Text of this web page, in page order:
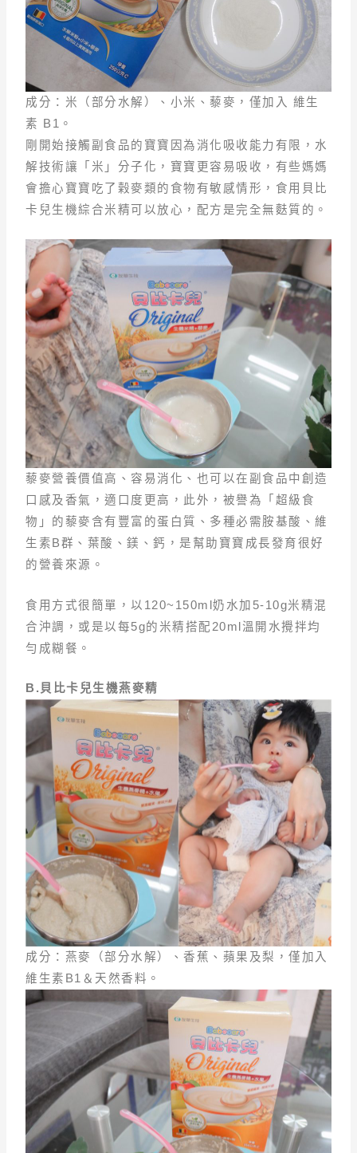
成分：米（部分水解）、小米、藜麥，僅加入 維生
素 B1。
剛開始接觸副食品的寶寶因為消化吸收能力有限，水
解技術讓「米」分子化，寶寶更容易吸收，有些媽媽
會擔心寶寶吃了榖麥類的食物有敏感情形，食用貝比
卡兒生機綜合米精可以放心，配方是完全無麩質的。
藜麥營養價值高、容易消化、也可以在副食品中創造
口感及香氣，適口度更高，此外，被譽為「超級食
物」的藜麥含有豐富的蛋白質、多種必需胺基酸、維
生素B群、葉酸、鎂、鈣，是幫助寶寶成長發育很好
的營養來源。
食用方式很簡單，以120~150ml奶水加5-10g米精混
合沖調，或是以每5g的米精搭配20ml溫開水攪拌均
勻成糊餐。
B.貝比卡兒生機燕麥精
成分：燕麥（部分水解）、香蕉、蘋果及梨，僅加入
維生素B1＆天然香料。